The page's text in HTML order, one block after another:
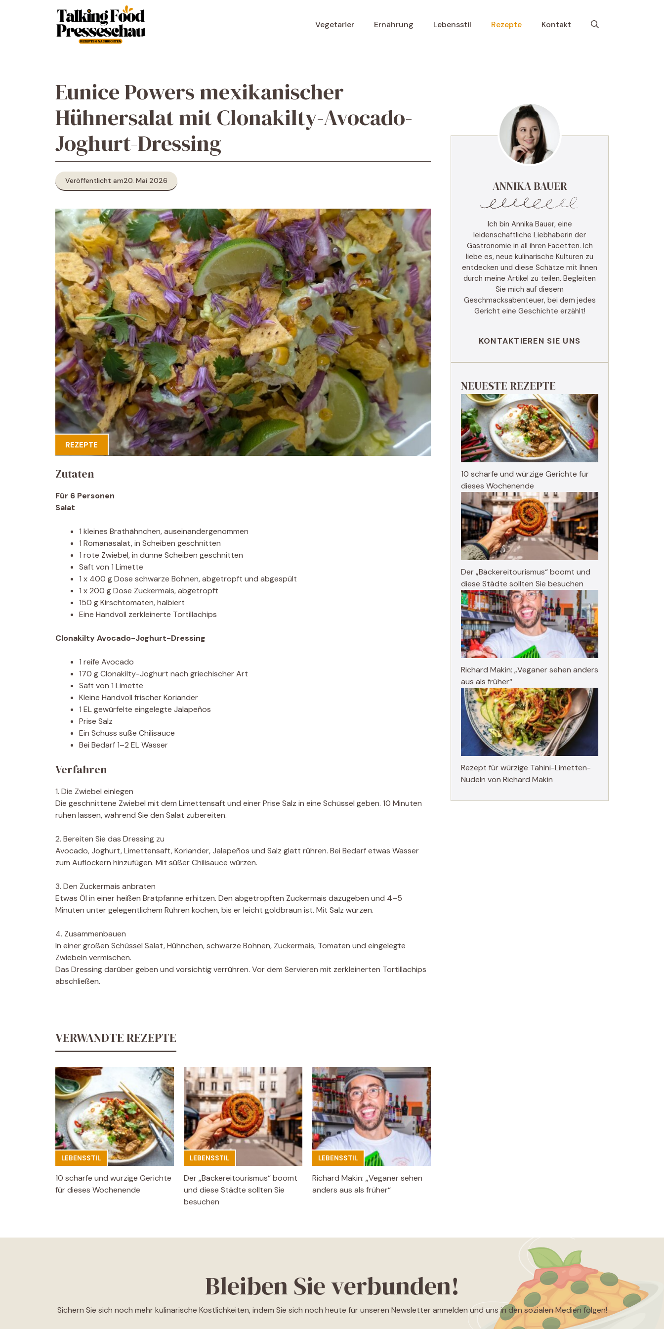
Vegetarier Ernährung Lebensstil Rezepte Kontakt
Eunice Powers mexikanischer
Hühnersalat mit Clonakilty-Avocado-
Joghurt-Dressing
Veröffentlicht am20. Mai 2026
REZEPTE
Zutaten
Für 6 Personen
Salat
1 kleines Brathähnchen, auseinandergenommen
1 Romanasalat, in Scheiben geschnitten
1 rote Zwiebel, in dünne Scheiben geschnitten
Saft von 1 Limette
1 x 400 g Dose schwarze Bohnen, abgetropft und abgespült
1 x 200 g Dose Zuckermais, abgetropft
150 g Kirschtomaten, halbiert
Eine Handvoll zerkleinerte Tortillachips
Clonakilty Avocado-Joghurt-Dressing
1 reife Avocado
170 g Clonakilty-Joghurt nach griechischer Art
Saft von 1 Limette
Kleine Handvoll frischer Koriander
1 EL gewürfelte eingelegte Jalapeños
Prise Salz
Ein Schuss süße Chilisauce
Bei Bedarf 1–2 EL Wasser
Verfahren
1. Die Zwiebel einlegen
Die geschnittene Zwiebel mit dem Limettensaft und einer Prise Salz in eine Schüssel geben. 10 Minuten
ruhen lassen, während Sie den Salat zubereiten.
2. Bereiten Sie das Dressing zu
Avocado, Joghurt, Limettensaft, Koriander, Jalapeños und Salz glatt rühren. Bei Bedarf etwas Wasser
zum Auflockern hinzufügen. Mit süßer Chilisauce würzen.
3. Den Zuckermais anbraten
Etwas Öl in einer heißen Bratpfanne erhitzen. Den abgetropften Zuckermais dazugeben und 4–5
Minuten unter gelegentlichem Rühren kochen, bis er leicht goldbraun ist. Mit Salz würzen.
4. Zusammenbauen
In einer großen Schüssel Salat, Hühnchen, schwarze Bohnen, Zuckermais, Tomaten und eingelegte
Zwiebeln vermischen.
Das Dressing darüber geben und vorsichtig verrühren. Vor dem Servieren mit zerkleinerten Tortillachips
abschließen.
VERWANDTE REZEPTE
LEBENSSTIL
10 scharfe und würzige Gerichte
für dieses Wochenende
LEBENSSTIL
Der „Bäckereitourismus“ boomt
und diese Städte sollten Sie
besuchen
LEBENSSTIL
Richard Makin: „Veganer sehen
anders aus als früher“
ANNIKA BAUER
Ich bin Annika Bauer, eine
leidenschaftliche Liebhaberin der
Gastronomie in all ihren Facetten. Ich
liebe es, neue kulinarische Kulturen zu
entdecken und diese Schätze mit Ihnen
durch meine Artikel zu teilen. Begleiten
Sie mich auf diesem
Geschmacksabenteuer, bei dem jedes
Gericht eine Geschichte erzählt!
KONTAKTIEREN SIE UNS
NEUESTE REZEPTE
10 scharfe und würzige Gerichte für
dieses Wochenende
Der „Bäckereitourismus“ boomt und
diese Städte sollten Sie besuchen
Richard Makin: „Veganer sehen anders
aus als früher“
Rezept für würzige Tahini-Limetten-
Nudeln von Richard Makin
Bleiben Sie verbunden!
Sichern Sie sich noch mehr kulinarische Köstlichkeiten, indem Sie sich noch heute für unseren Newsletter anmelden und uns in den sozialen Medien folgen!